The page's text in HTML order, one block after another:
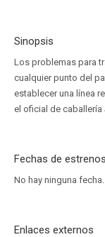
Sinopsis
Los problemas para
cualquier punto del
establecer una línea
el oficial de caballería
Fechas de estrenos
No hay ninguna fecha.
Enlaces externos